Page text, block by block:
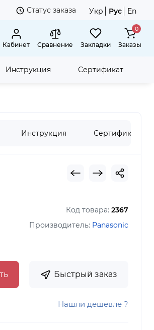
Статус заказа Укр Рус En
Кабинет Сравнение Закладки
0
Заказы
Инструкция Сертификат
Инструкция Сертификат
Код товара: 2367
Производитель: Panasonic
Быстрый заказ
Нашли дешевле ?